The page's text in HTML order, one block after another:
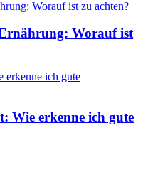
Worauf ist
Wie erkenne ich gute